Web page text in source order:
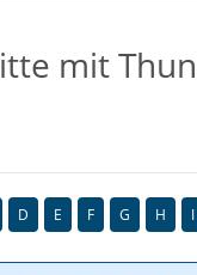
mit
D E F G H I